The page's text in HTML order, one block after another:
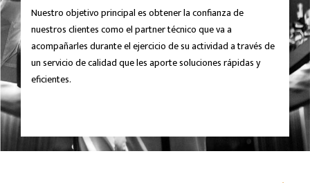
Nuestro objetivo principal es obtener la confianza de
nuestros clientes como el partner técnico que va a
acompañarles durante el ejercicio de su actividad a través de
un servicio de calidad que les aporte soluciones rápidas y
eficientes.